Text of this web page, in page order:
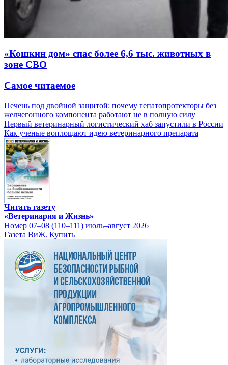
«Кошкин дом» спас более 6,6 тыс. животных в
зоне СВО
Самое читаемое
Печень под двойной защитой: почему гепатопротекторы без
желчегонного компонента работают не в полную силу
Первый ветеринарный логистический хаб запустили в России
Как ученые воплощают идею ветеринарного препарата
Читать газету
«Ветеринария и Жизнь»
Номер 07–08 (110–111) июль–август 2026
Газета ВиЖ. Купить